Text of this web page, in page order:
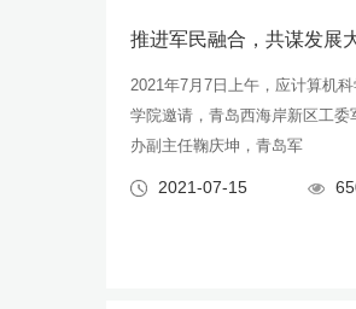
推进军民融合，共谋发展
2021年7月7日上午，应计算机
学院邀请，青岛西海岸新区工委
办副主任鞠庆坤，青岛军
2021-07-15